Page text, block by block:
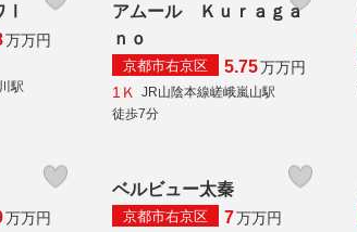
Ⅰ
万万円
駅
アムール Ｋｕｒａｇａ
ｎｏ
京都市右京区 5.75万万円
1Ｋ
JR山陰本線嵯峨嵐山駅
徒歩7分
万万円
ベルビュー太秦
京都市右京区 7万万円